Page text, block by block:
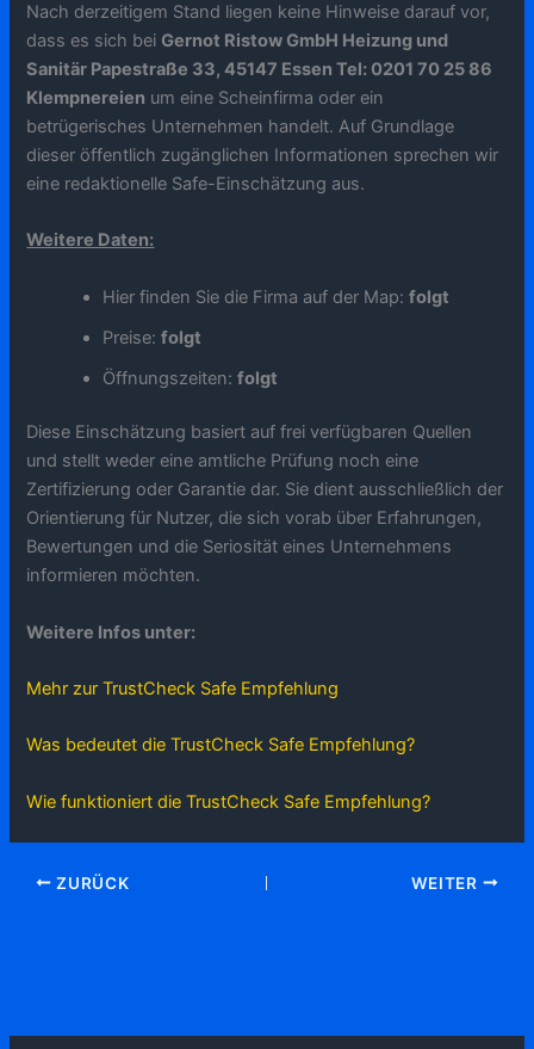
Nach derzeitigem Stand liegen keine Hinweise darauf vor,
dass es sich bei Gernot Ristow GmbH Heizung und
Sanitär Papestraße 33, 45147 Essen Tel: 0201 70 25 86
Klempnereien um eine Scheinfirma oder ein
betrügerisches Unternehmen handelt. Auf Grundlage
dieser öffentlich zugänglichen Informationen sprechen wir
eine redaktionelle Safe-Einschätzung aus.
Weitere Daten:
Hier finden Sie die Firma auf der Map:folgt
Preise:folgt
Öffnungszeiten:folgt
Diese Einschätzung basiert auf frei verfügbaren Quellen
und stellt weder eine amtliche Prüfung noch eine
Zertifizierung oder Garantie dar. Sie dient ausschließlich der
Orientierung für Nutzer, die sich vorab über Erfahrungen,
Bewertungen und die Seriosität eines Unternehmens
informieren möchten.
Weitere Infos unter:
Mehr zur TrustCheck Safe Empfehlung
Was bedeutet die TrustCheck Safe Empfehlung?
Wie funktioniert die TrustCheck Safe Empfehlung?
ZURÜCK WEITER